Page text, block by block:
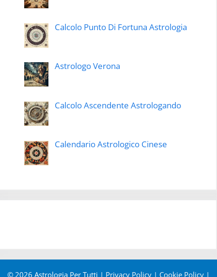
Calcolo Punto Di Fortuna Astrologia
Astrologo Verona
Calcolo Ascendente Astrologando
Calendario Astrologico Cinese
© 2026 Astrologia Per Tutti | Privacy Policy | Cookie Policy |